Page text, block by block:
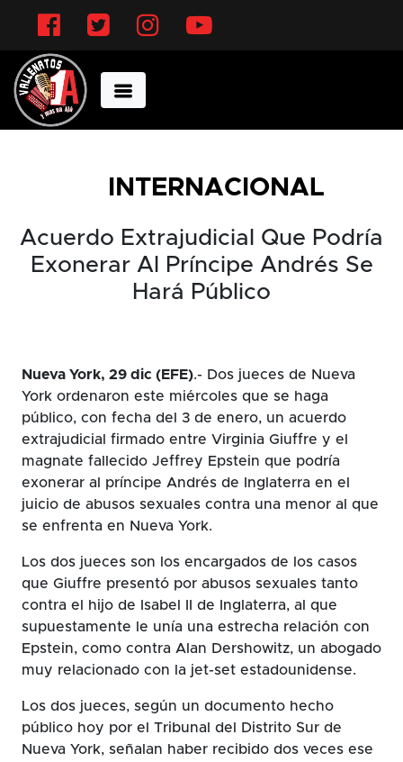
INTERNACIONAL
Acuerdo Extrajudicial Que Podría
Exonerar Al Príncipe Andrés Se
Hará Público
Nueva York, 29 dic (EFE).- Dos jueces de Nueva
York ordenaron este miércoles que se haga
público, con fecha del 3 de enero, un acuerdo
extrajudicial firmado entre Virginia Giuffre y el
magnate fallecido Jeffrey Epstein que podría
exonerar al príncipe Andrés de Inglaterra en el
juicio de abusos sexuales contra una menor al que
se enfrenta en Nueva York.
Los dos jueces son los encargados de los casos
que Giuffre presentó por abusos sexuales tanto
contra el hijo de Isabel II de Inglaterra, al que
supuestamente le unía una estrecha relación con
Epstein, como contra Alan Dershowitz, un abogado
muy relacionado con la jet-set estadounidense.
Los dos jueces, según un documento hecho
público hoy por el Tribunal del Distrito Sur de
Nueva York, señalan haber recibido dos veces ese